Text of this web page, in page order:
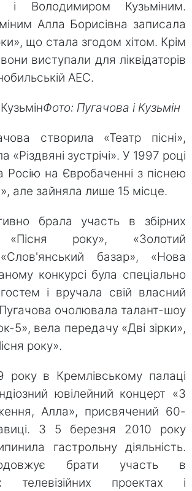
і Володимиром Кузьміним.
Алла Борисівна записала
що стала згодом хітом. Крім
виступали для ліквідаторів
АЕС.
Фото: Пугачова і Кузьмін
створила «Театр пісні»,
«Різдвяні зустрічі». У 1997 році
Росію на Євробаченні з піснею
але зайняла лише 15 місце.
брала участь в збірних
«Пісня року», «Золотий
базар», «Нова
конкурсі була спеціально
і вручала свій власний
очолювала талант-шоу
5», вела передачу «Дві зірки»,
року».
року в Кремлівському палаці
ювілейний концерт «З
Алла», присвячений 60-
З 5 березня 2010 року
гастрольну діяльність.
брати участь в
телевізійних проектах і